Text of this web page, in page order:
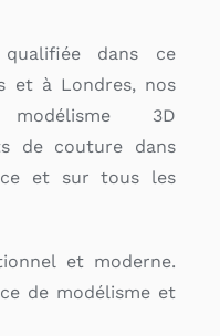
dans ce
et à Londres, nos
3D
de couture dans
et sur tous les
et moderne.
de modélisme et